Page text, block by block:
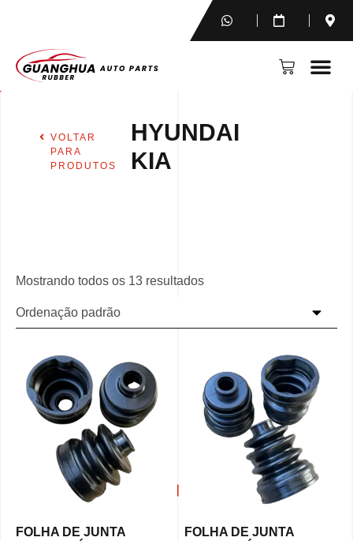
VOLTAR
PARA
PRODUTOS
HYUNDAI
KIA
Mostrando todos os 13 resultados
FOLHA DE JUNTA
FOLHA DE JUNTA